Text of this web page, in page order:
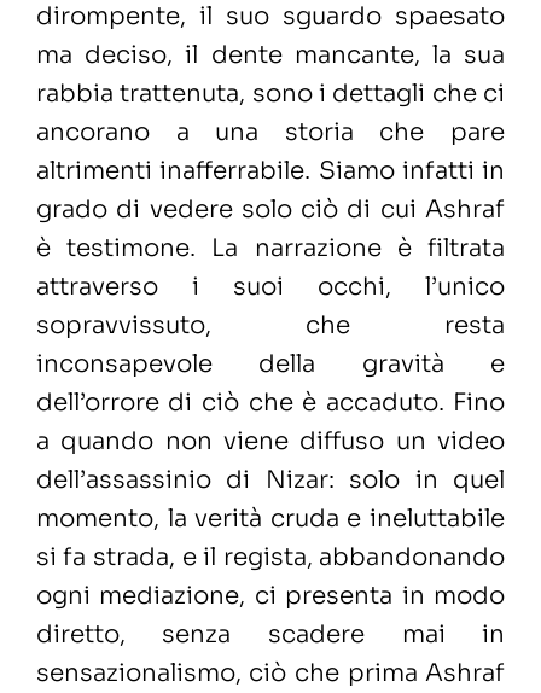
dirompente, il suo sguardo spaesato
ma deciso, il dente mancante, la sua
rabbia trattenuta, sono i dettagli che ci
ancorano a una storia che pare
altrimenti inafferrabile. Siamo infatti in
grado di vedere solo ciò di cui Ashraf
è testimone. La narrazione è filtrata
attraverso i suoi occhi, l’unico
sopravvissuto, che resta
inconsapevole della gravità e
dell’orrore di ciò che è accaduto. Fino
a quando non viene diffuso un video
dell’assassinio di Nizar: solo in quel
momento, la verità cruda e ineluttabile
si fa strada, e il regista, abbandonando
ogni mediazione, ci presenta in modo
diretto, senza scadere mai in
sensazionalismo, ciò che prima Ashraf